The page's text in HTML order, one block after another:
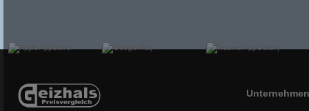
Unternehmen